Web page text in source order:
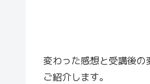
変わった感想と受講後の
ご紹介します。